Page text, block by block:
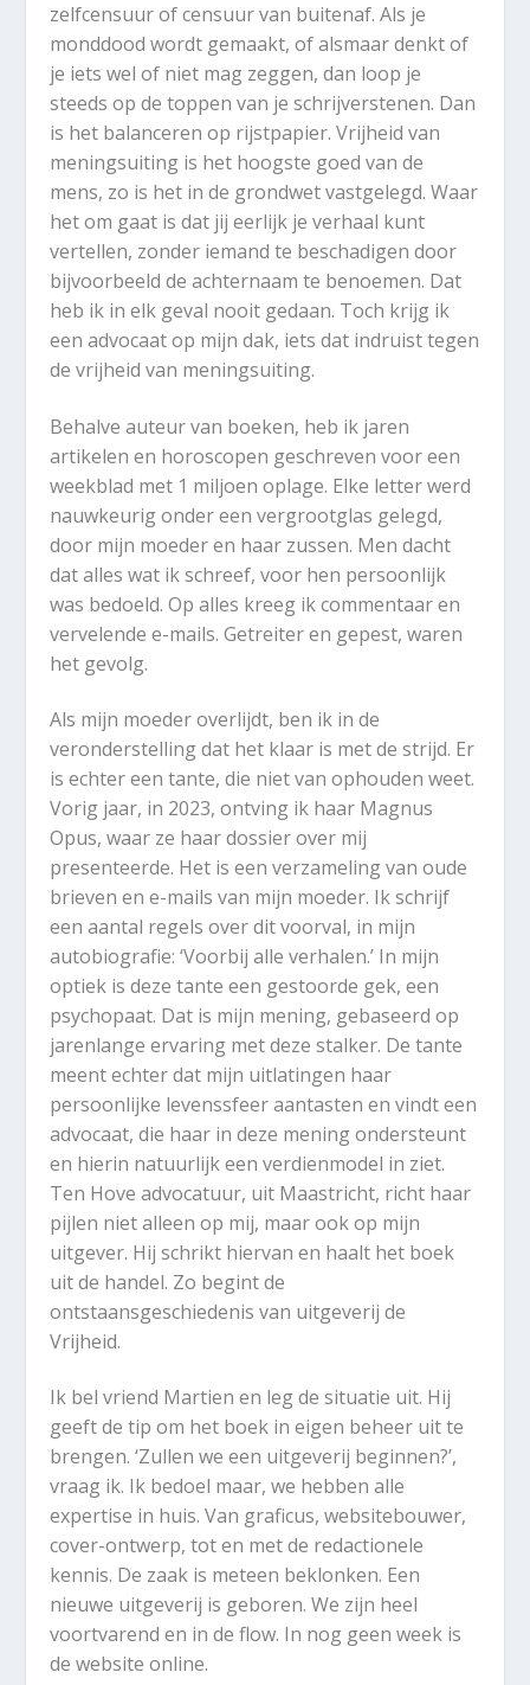
zelfcensuur of censuur van buitenaf. Als je
monddood wordt gemaakt, of alsmaar denkt of
je iets wel of niet mag zeggen, dan loop je
steeds op de toppen van je schrijverstenen. Dan
is het balanceren op rijstpapier. Vrijheid van
meningsuiting is het hoogste goed van de
mens, zo is het in de grondwet vastgelegd. Waar
het om gaat is dat jij eerlijk je verhaal kunt
vertellen, zonder iemand te beschadigen door
bijvoorbeeld de achternaam te benoemen. Dat
heb ik in elk geval nooit gedaan. Toch krijg ik
een advocaat op mijn dak, iets dat indruist tegen
de vrijheid van meningsuiting.
Behalve auteur van boeken, heb ik jaren
artikelen en horoscopen geschreven voor een
weekblad met 1 miljoen oplage. Elke letter werd
nauwkeurig onder een vergrootglas gelegd,
door mijn moeder en haar zussen. Men dacht
dat alles wat ik schreef, voor hen persoonlijk
was bedoeld. Op alles kreeg ik commentaar en
vervelende e-mails. Getreiter en gepest, waren
het gevolg.
Als mijn moeder overlijdt, ben ik in de
veronderstelling dat het klaar is met de strijd. Er
is echter een tante, die niet van ophouden weet.
Vorig jaar, in 2023, ontving ik haar Magnus
Opus, waar ze haar dossier over mij
presenteerde. Het is een verzameling van oude
brieven en e-mails van mijn moeder. Ik schrijf
een aantal regels over dit voorval, in mijn
autobiografie: ‘Voorbij alle verhalen.’ In mijn
optiek is deze tante een gestoorde gek, een
psychopaat. Dat is mijn mening, gebaseerd op
jarenlange ervaring met deze stalker. De tante
meent echter dat mijn uitlatingen haar
persoonlijke levenssfeer aantasten en vindt een
advocaat, die haar in deze mening ondersteunt
en hierin natuurlijk een verdienmodel in ziet.
Ten Hove advocatuur, uit Maastricht, richt haar
pijlen niet alleen op mij, maar ook op mijn
uitgever. Hij schrikt hiervan en haalt het boek
uit de handel. Zo begint de
ontstaansgeschiedenis van uitgeverij de
Vrijheid.
Ik bel vriend Martien en leg de situatie uit. Hij
geeft de tip om het boek in eigen beheer uit te
brengen. ‘Zullen we een uitgeverij beginnen?’,
vraag ik. Ik bedoel maar, we hebben alle
expertise in huis. Van graficus, websitebouwer,
cover-ontwerp, tot en met de redactionele
kennis. De zaak is meteen beklonken. Een
nieuwe uitgeverij is geboren. We zijn heel
voortvarend en in de flow. In nog geen week is
de website online.